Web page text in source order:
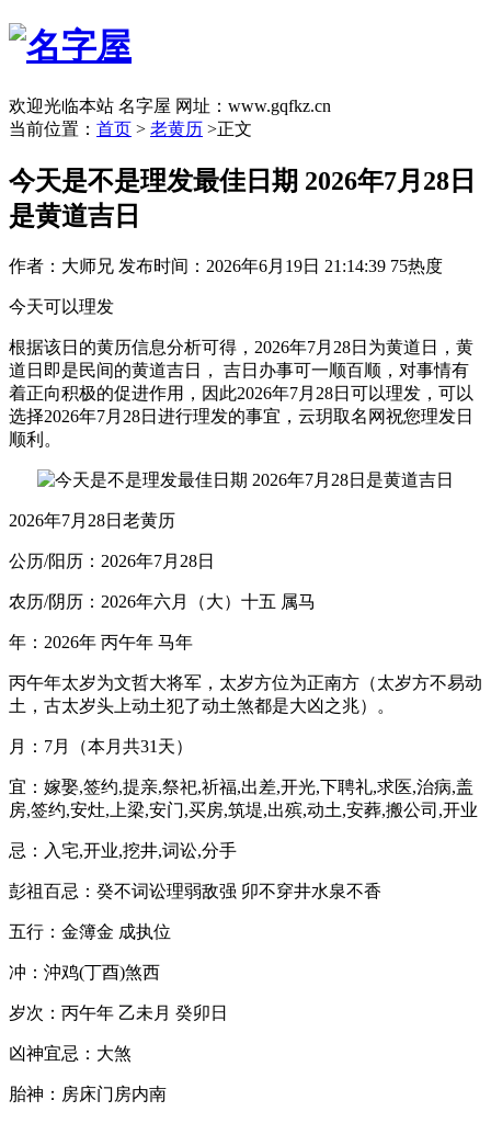
欢迎光临本站 名字屋 网址：www.gqfkz.cn
当前位置： 首页 > 老黄历 >正文
今天是不是理发最佳日期 2026年7月28日
是黄道吉日
作者：大师兄 发布时间：2026年6月19日 21:14:39 75热度
今天可以理发
根据该日的黄历信息分析可得，2026年7月28日为黄道日，黄
道日即是民间的黄道吉日， 吉日办事可一顺百顺，对事情有
着正向积极的促进作用，因此2026年7月28日可以理发，可以
选择2026年7月28日进行理发的事宜，云玥取名网祝您理发日
顺利。
2026年7月28日老黄历
公历/阳历：2026年7月28日
农历/阴历：2026年六月（大）十五 属马
年：2026年 丙午年 马年
丙午年太岁为文哲大将军，太岁方位为正南方（太岁方不易动
土，古太岁头上动土犯了动土煞都是大凶之兆）。
月：7月（本月共31天）
宜：嫁娶,签约,提亲,祭祀,祈福,出差,开光,下聘礼,求医,治病,盖
房,签约,安灶,上梁,安门,买房,筑堤,出殡,动土,安葬,搬公司,开业
忌：入宅,开业,挖井,词讼,分手
彭祖百忌：癸不词讼理弱敌强 卯不穿井水泉不香
五行：金簿金 成执位
冲：沖鸡(丁酉)煞西
岁次：丙午年 乙未月 癸卯日
凶神宜忌：大煞
胎神：房床门房内南